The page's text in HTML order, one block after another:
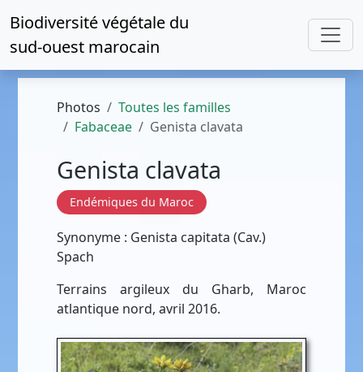
Biodiversité végétale du
sud-ouest marocain
Photos
Toutes les familles
Fabaceae
Genista clavata
Genista clavata
Endémiques du Maroc
Synonyme : Genista capitata (Cav.)
Spach
Terrains argileux du Gharb, Maroc
atlantique nord, avril 2016.